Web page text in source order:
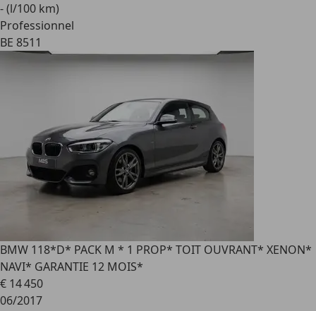
- (l/100 km)
Professionnel
BE 8511
BMW 118*D* PACK M * 1 PROP* TOIT OUVRANT* XENON*
NAVI* GARANTIE 12 MOIS*
€ 14 450
06/2017